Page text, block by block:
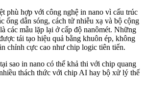
phù hợp với công nghệ in nano vì cấu trúc
ống dẫn sóng, cách tử nhiễu xạ và bộ cộng
các mẫu lặp lại ở cấp độ nanômét. Những
tái tạo hiệu quả bằng khuôn ép, không
chỉnh cực cao như chip logic tiên tiến.
sao in nano có thể khả thi với chip quang
thách thức với chip AI hay bộ xử lý thế